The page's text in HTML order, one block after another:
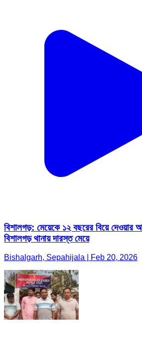
বিশালগড়: মেয়েকে ১২ বছরের বিয়ে দেওয়ার
বিশালগড় থানায় দারস্ত মেয়ে
Bishalgarh, Sepahijala | Feb 20, 2026